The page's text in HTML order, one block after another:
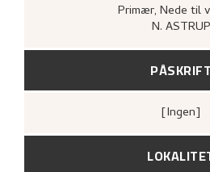
Primær, Nede til
N. ASTRUP
PÅSKRIFT
[ingen]